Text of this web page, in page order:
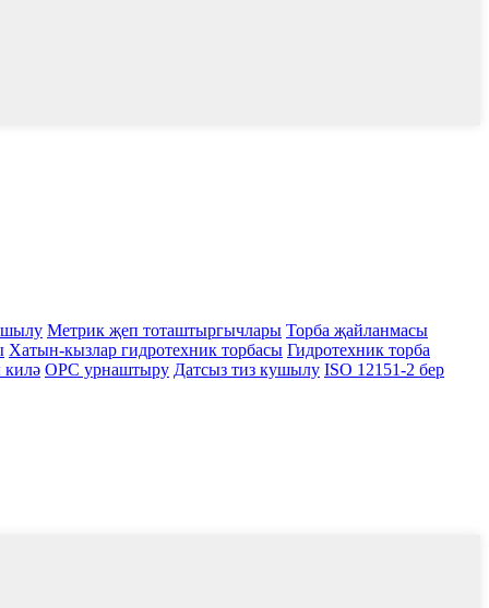
Метрик җеп тоташтыргычлары Торба җайланмасы
Хатын-кызлар гидротехник торбасы Гидротехник торба
килә ОРС урнаштыру Датсыз тиз кушылу ISO 12151-2 бер